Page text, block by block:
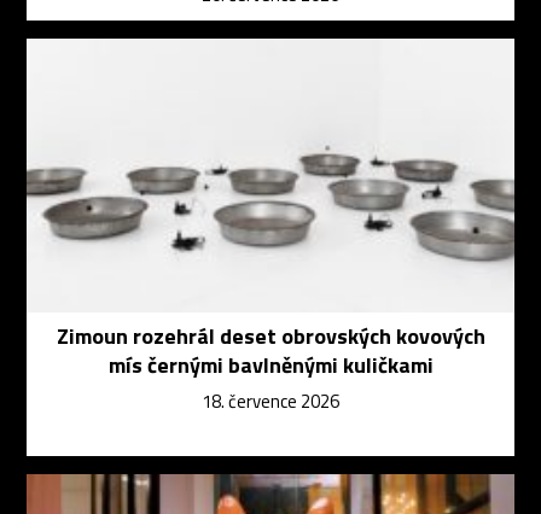
Zimoun rozehrál deset obrovských kovových
mís černými bavlněnými kuličkami
18. července 2026